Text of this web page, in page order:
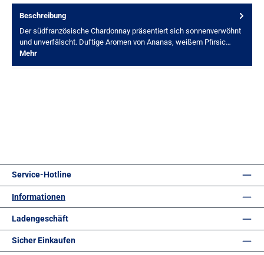
Beschreibung
Der südfranzösische Chardonnay präsentiert sich sonnenverwöhnt
und unverfälscht. Duftige Aromen von Ananas, weißem Pfirsic…
Mehr
Service-Hotline
Informationen
Ladengeschäft
Sicher Einkaufen